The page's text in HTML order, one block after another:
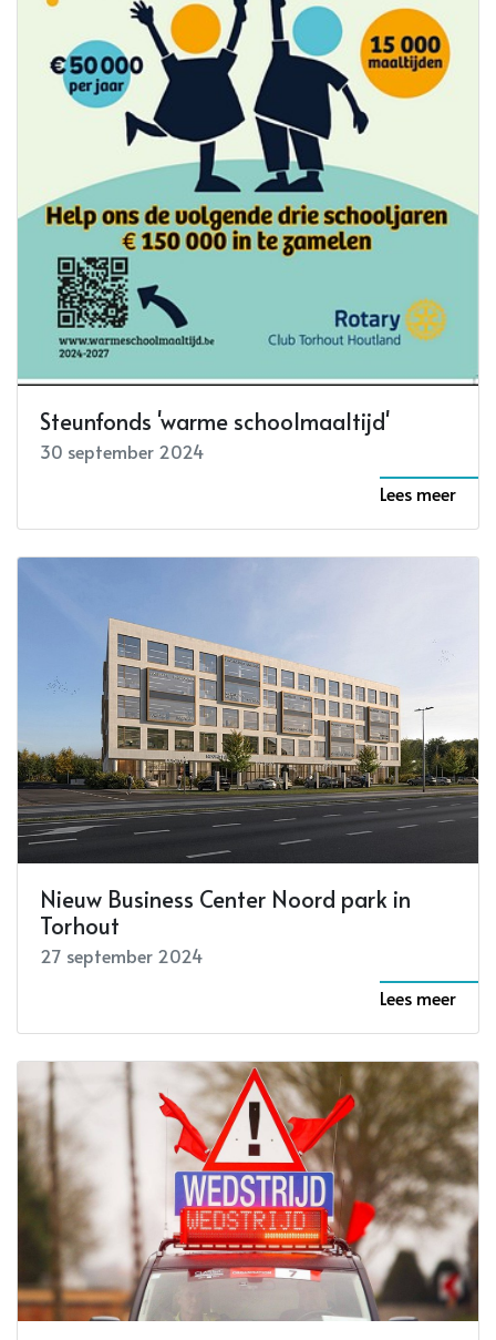
Steunfonds 'warme schoolmaaltijd'
30 september 2024
Lees meer
Nieuw Business Center Noord park in
Torhout
27 september 2024
Lees meer